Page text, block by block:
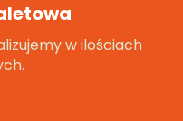
w ilościach